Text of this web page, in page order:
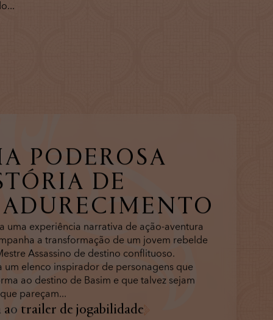
PODEROSA
DE
uma experiência narrativa de ação-aventura
a transformação de um jovem rebelde
Assassino de destino conflituoso.
um elenco inspirador de personagens que
ao destino de Basim e que talvez sejam
pareçam...
ao trailer de jogabilidade